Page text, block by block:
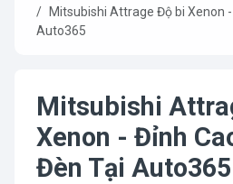
Mitsubishi Attrage Độ bi Xenon
Auto365
Mitsubishi
Xenon - Đỉnh
Đèn Tại Auto365